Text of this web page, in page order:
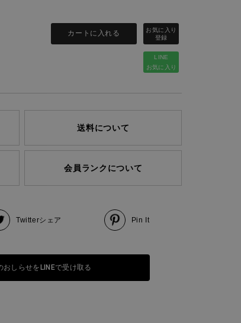
LINE
お気に入り
カートに入れる
送料について
会員ランクについて
Twitterシェア Pin It
おしらせをLINEで受け取る